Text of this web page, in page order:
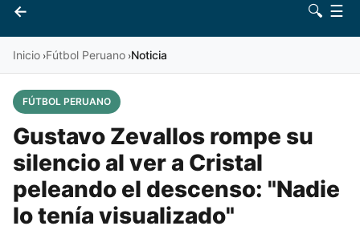
←
Vives 🔍 ☰
Inicio ›Fútbol Peruano ›Noticia
FÚTBOL PERUANO
Gustavo Zevallos rompe su
silencio al ver a Cristal
peleando el descenso: "Nadie
lo tenía visualizado"